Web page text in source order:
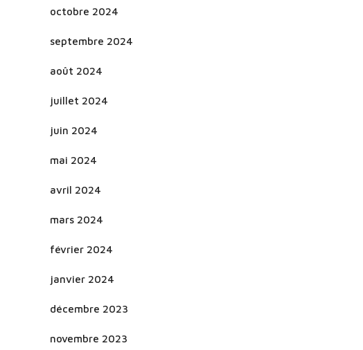
octobre 2024
septembre 2024
août 2024
juillet 2024
juin 2024
mai 2024
avril 2024
mars 2024
février 2024
janvier 2024
décembre 2023
novembre 2023